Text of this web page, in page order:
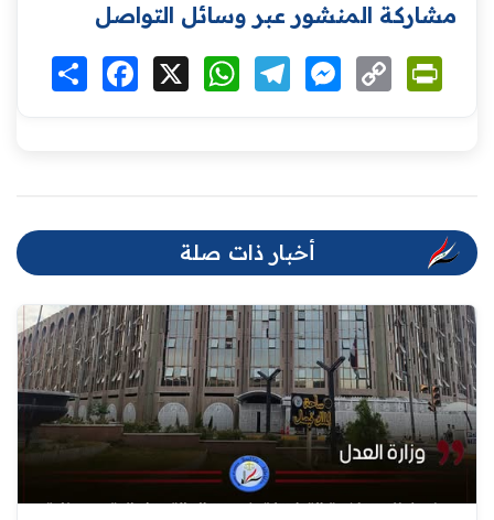
مشاركة المنشور عبر وسائل التواصل
انشر Facebook WhatsAppTelegramMessenger
Copy
Link
أخبار ذات صلة